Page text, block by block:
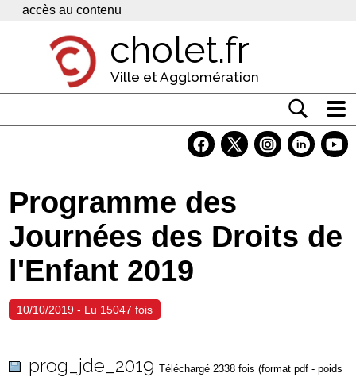
Panneau de gestion des cookies
accès au contenu
cholet.fr
Ville et Agglomération
Economie
Services
Contacts
Programme des
Journées des Droits de
l'Enfant 2019
10/10/2019 - Lu 15047 fois
prog_jde_2019 Téléchargé 2338 fois (format pdf - poids